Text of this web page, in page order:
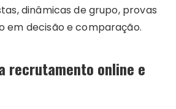
dinâmicas de grupo, provas
em decisão e comparação.
recrutamento online e